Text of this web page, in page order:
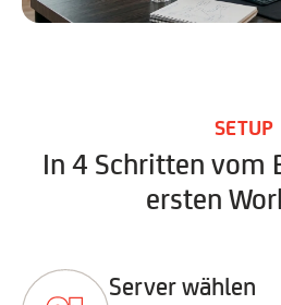
SETUP
In 4 Schritten vom
ersten
Server wählen